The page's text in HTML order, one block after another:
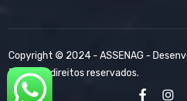
Copyright © 2024 - ASSENAG -
Todos os direitos reservados.